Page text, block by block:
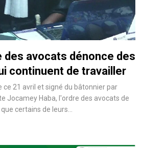
des avocats dénonce des
continuent de travailler
ce 21 avril et signé du bâtonnier par
Jocamey Haba, l'ordre des avocats de
certains de leurs…